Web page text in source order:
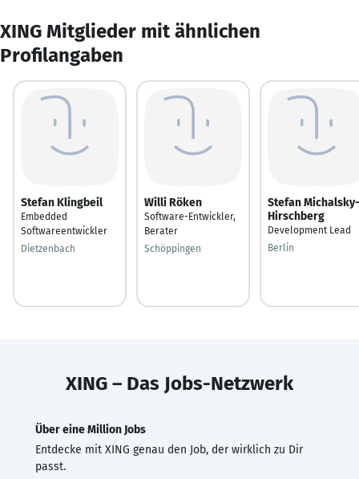
XING Mitglieder mit ähnlichen
Profilangaben
Stefan Klingbeil
Embedded
Softwareentwickler
Dietzenbach
Willi Röken
Software-Entwickler,
Berater
Schöppingen
Stefan Michalsky-
Hirschberg
Development Lead
Berlin
XING – Das Jobs-Netzwerk
Über eine Million Jobs
Entdecke mit XING genau den Job, der wirklich zu Dir
passt.